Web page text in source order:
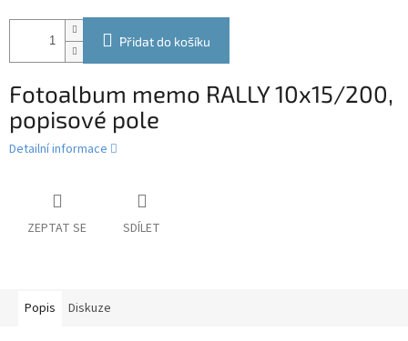
Přidat do košíku
Fotoalbum memo RALLY 10x15/200,
popisové pole
Detailní informace
ZEPTAT SE SDÍLET
Popis Diskuze